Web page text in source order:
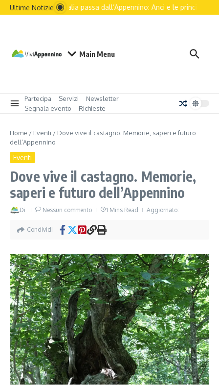
Ultime Notizie
Il futuro dell’Italia passa dall’Appennino: Anci e le principali
Main Menu
Partecipa Servizi
Newsletter
Segnala evento
Richieste
Home / Eventi / Dove vive il castagno. Memorie, saperi e futuro
dell’Appennino
Eventi
Dove vive il castagno. Memorie,
saperi e futuro dell’Appennino
Di Nessun commento 1 Mins Read Aggiornato:
Condividi